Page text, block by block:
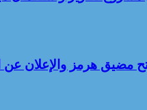
مضيق هرمز والإعلان عن